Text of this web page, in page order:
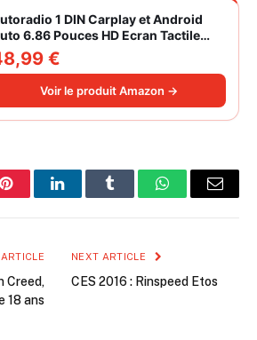
1 DIN Carplay et Android
6.86 Pouces HD Ecran Tactile
Radio Voiture Soutien Lien
iOS/Android/Radio FM/USB/EQ
Bluetooth Caméra de Recul
€
Voir le produit Amazon →
PinterestLinkedInTumblr WhatsAppEmail
Creed,
18 ans
NEXT ARTICLE
CES 2016 : Rinspeed Etos